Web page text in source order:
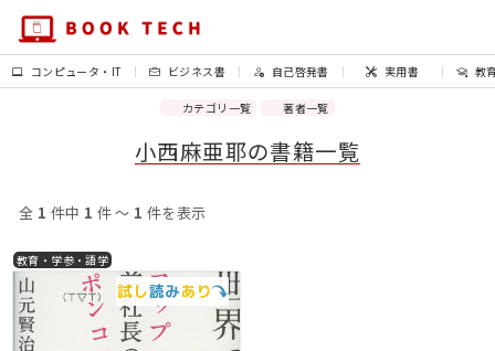
コンピュータ・IT ビジネス書 自己啓発書 実用書 教
カテゴリ一覧 著者一覧
小西麻亜耶の書籍一覧
全 1 件中 1 件 〜 1 件を表示
教育・学参・語学